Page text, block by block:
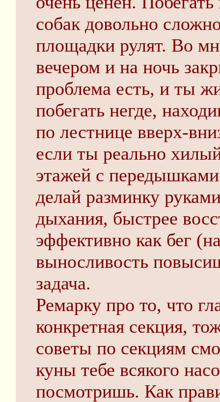
собак довольно
площадки рулят. Во
вечером и на ночь
проблема есть, и ты
побегать негде,
по лестнице вверх-
если ты реально
этажей с
делай разминку
дыхания, быстрее
эффективно как бег
выносливость
задача.
Ремарку про то, что
конкретная секция,
советы по секциям
куны тебе всякого
посмотришь. Как